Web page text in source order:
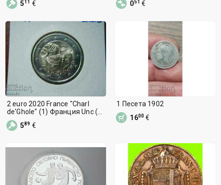
511 € 051 €
2 euro 2020 France "Charl
de'Ghole" (1) Франция Unc (2
евро)
589 €
1 Песета 1902
1600 €